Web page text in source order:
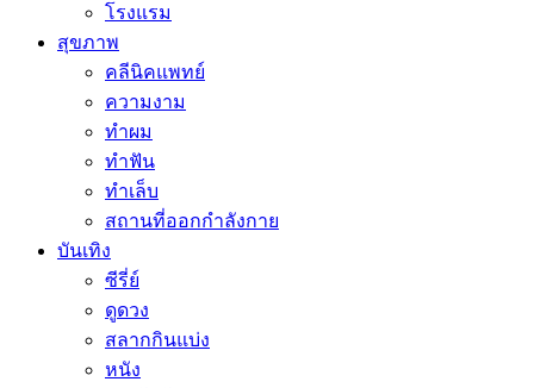
โรงแรม
สุขภาพ
คลีนิคแพทย์
ความงาม
ทำผม
ทำฟัน
ทำเล็บ
สถานที่ออกกำลังกาย
บันเทิง
ซีรี่ย์
ดูดวง
สลากกินแบ่ง
หนัง